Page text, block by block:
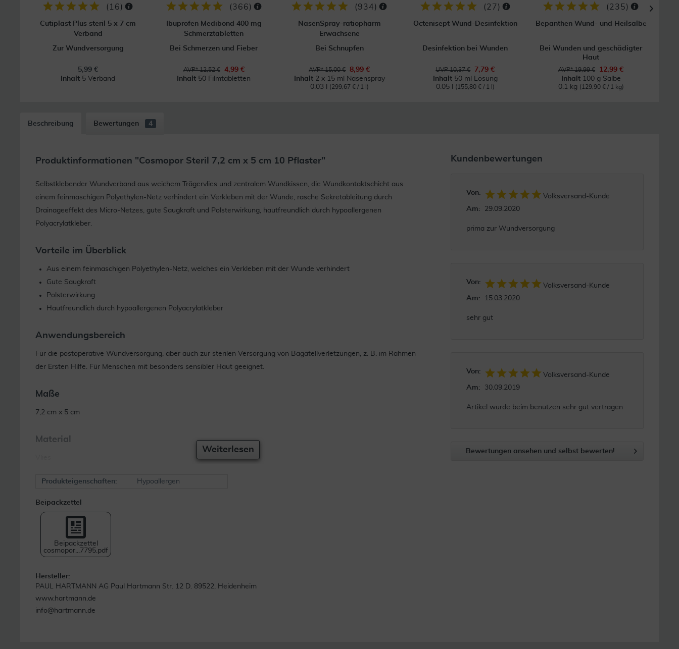
( 16)
Cutiplast Plus steril 5 x 7 cm
Verband
Zur Wundversorgung
5,99 €
Inhalt 5 Verband
(366)
Ibuprofen Medibond 400 mg
Schmerztabletten
Bei Schmerzen und Fieber
AVP* 12,52 €
4,99 €
Inhalt 50 Filmtabletten
(934)
NasenSpray-ratiopharm
Erwachsene
Bei Schnupfen
AVP* 15,00 €
8,99 €
Inhalt 2 x 15 ml Nasenspray
0.03 l
(299,67 € / 1 l)
(27 )
Octenisept Wund-Desinfektion
Desinfektion bei Wunden
UVP 10,37 €
7,79 €
Inhalt 50 ml Lösung
0.05 l
(155,80 € / 1 l)
(235)
Bepanthen Wund- und Heilsalbe
Bei Wunden und geschädigter
Haut
AVP* 19,99 €
12,99 €
Inhalt 100 g Salbe
0.1 kg (129,90 € / 1 kg)
Beschreibung Bewertungen 4
Produktinformationen "Cosmopor Steril 7,2 cm x 5 cm 10 Pflaster"
Selbstklebender Wundverband aus weichem Trägervlies und zentralem Wundkissen, die Wundkontaktschicht aus
einem feinmaschigen Polyethylen-Netz verhindert ein Verkleben mit der Wunde, rasche Sekretableitung durch
Drainageeffekt des Micro-Netzes, gute Saugkraft und Polsterwirkung, hautfreundlich durch hypoallergenen
Polyacrylatkleber.
Vorteile im Überblick
Aus einem feinmaschigen Polyethylen-Netz, welches ein Verkleben mit der Wunde verhindert
Gute Saugkraft
Polsterwirkung
Hautfreundlich durch hypoallergenen Polyacrylatkleber
Anwendungsbereich
Für die postoperative Wundversorgung, aber auch zur sterilen Versorgung von Bagatellverletzungen, z. B. im Rahmen
der Ersten Hilfe. Für Menschen mit besonders sensibler Haut geeignet.
Maße
7,2 cm x 5 cm
Material
Weiterlesen
Produkteigenschaften: Hypoallergen
Beipackzettel
Beipackzettel
cosmopor...7795.pdf
Hersteller:
PAUL HARTMANN AG Paul Hartmann Str. 12 D. 89522, Heidenheim
www.hartmann.de
info@hartmann.de
Kundenbewertungen
Von:
Volksversand-Kunde
Am:
29.09.2020
prima zur Wundversorgung
Von:
Volksversand-Kunde
Am:
15.03.2020
sehr gut
Von:
Volksversand-Kunde
Am:
30.09.2019
Artikel wurde beim benutzen sehr gut vertragen
Bewertungen ansehen und selbst bewerten!